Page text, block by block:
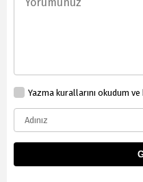
Yazma kurallarını okudum